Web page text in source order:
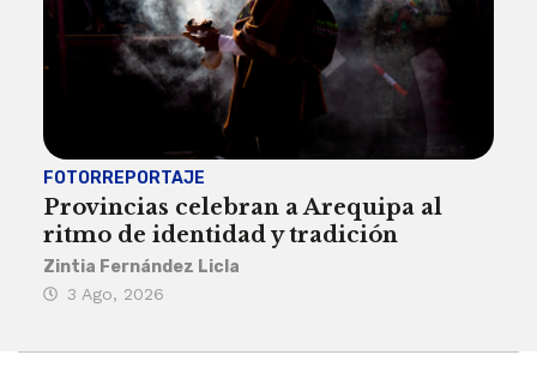
FOTORREPORTAJE
Provincias celebran a Arequipa al
ritmo de identidad y tradición
Zintia Fernández Licla
3 Ago, 2026